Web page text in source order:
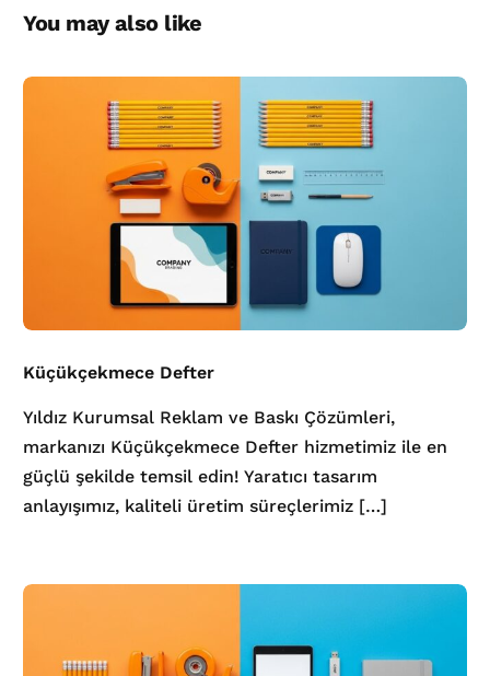
You may also like
Küçükçekmece Defter
Yıldız Kurumsal Reklam ve Baskı Çözümleri,
markanızı Küçükçekmece Defter hizmetimiz ile en
güçlü şekilde temsil edin! Yaratıcı tasarım
anlayışımız, kaliteli üretim süreçlerimiz […]